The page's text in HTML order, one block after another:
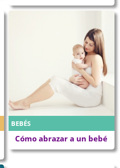
BEBÉS
Cómo abrazar a un bebé